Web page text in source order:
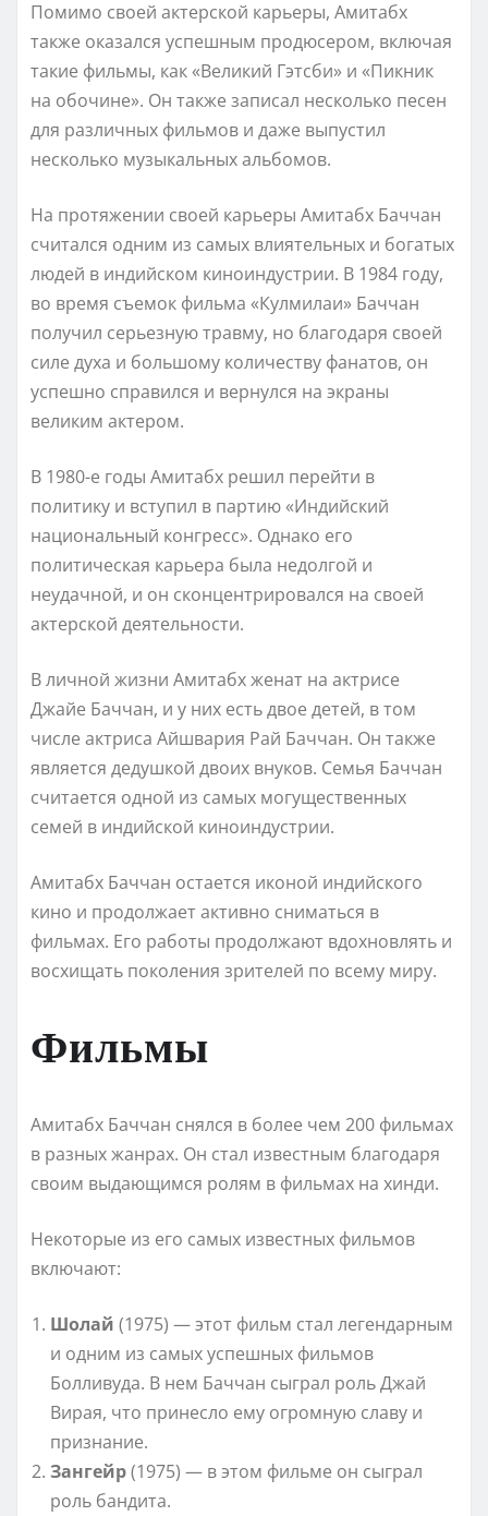
Помимо своей актерской карьеры, Амитабх
также оказался успешным продюсером, включая
такие фильмы, как «Великий Гэтсби» и «Пикник
на обочине». Он также записал несколько песен
для различных фильмов и даже выпустил
несколько музыкальных альбомов.
На протяжении своей карьеры Амитабх Баччан
считался одним из самых влиятельных и богатых
людей в индийском киноиндустрии. В 1984 году,
во время съемок фильма «Кулмилаи» Баччан
получил серьезную травму, но благодаря своей
силе духа и большому количеству фанатов, он
успешно справился и вернулся на экраны
великим актером.
В 1980-е годы Амитабх решил перейти в
политику и вступил в партию «Индийский
национальный конгресс». Однако его
политическая карьера была недолгой и
неудачной, и он сконцентрировался на своей
актерской деятельности.
В личной жизни Амитабх женат на актрисе
Джайе Баччан, и у них есть двое детей, в том
числе актриса Айшвария Рай Баччан. Он также
является дедушкой двоих внуков. Семья Баччан
считается одной из самых могущественных
семей в индийской киноиндустрии.
Амитабх Баччан остается иконой индийского
кино и продолжает активно сниматься в
фильмах. Его работы продолжают вдохновлять и
восхищать поколения зрителей по всему миру.
Фильмы
Амитабх Баччан снялся в более чем 200 фильмах
в разных жанрах. Он стал известным благодаря
своим выдающимся ролям в фильмах на хинди.
Некоторые из его самых известных фильмов
включают:
Шолай (1975) — этот фильм стал легендарным
и одним из самых успешных фильмов
Болливуда. В нем Баччан сыграл роль Джай
Вирая, что принесло ему огромную славу и
признание.
Зангейр(1975) — в этом фильме он сыграл
роль бандита.